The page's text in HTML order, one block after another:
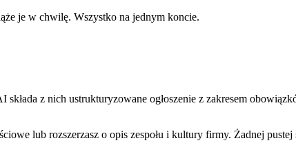
je w chwilę. Wszystko na jednym koncie.
z nich ustrukturyzowane ogłoszenie z zakresem
lub rozszerzasz o opis zespołu i kultury firmy. Żadnej pustej